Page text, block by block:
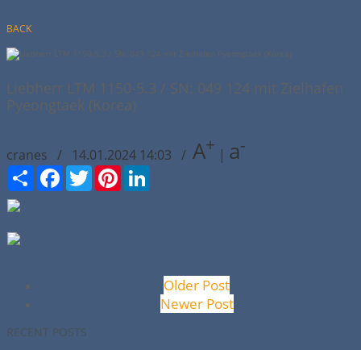
BACK
Liebherr LTM 1150-5.3 / SN: 049 124 mit Zielhafen
Pyeongtaek (Korea)
cranes / 14.01.2024 14:03 / A+ | a-
Сподели FacebookTwitter Pinterest
Older Post
Newer Post
RECENT POSTS